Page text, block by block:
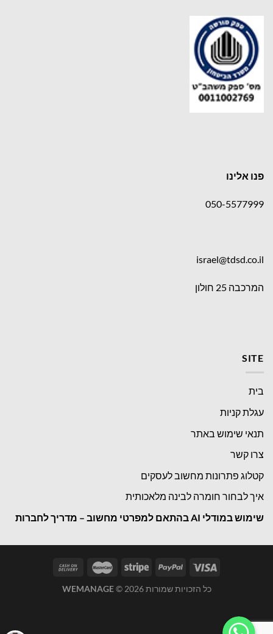
פנו אלינו
050-5577999
israel@tdsd.co.il
המרכבה 25 חולון
SITE
בית
עגלת קניות
תנאי שימוש באתר
צרו קשר
קטלוג פתרונות מחשוב לעסקים
איך לבחור חומרה לבינה מלאכותית
שימוש במודלי
כל הזכויות שמורות 2026 © WEMANAGE
WhatsApp